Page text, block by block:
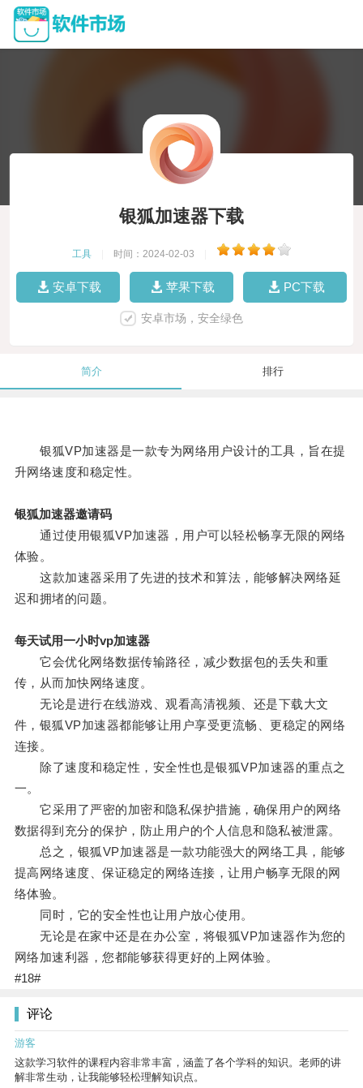
银狐加速器下载
工具 时间：2024-02-03
安卓下载 苹果下载 PC下载
安卓市场，安全绿色
简介 排行
银狐VP加速器是一款专为网络用户设计的工具，旨在提
升网络速度和稳定性。
银狐加速器邀请码
通过使用银狐VP加速器，用户可以轻松畅享无限的网络
体验。
这款加速器采用了先进的技术和算法，能够解决网络延
迟和拥堵的问题。
每天试用一小时vp加速器
它会优化网络数据传输路径，减少数据包的丢失和重
传，从而加快网络速度。
无论是进行在线游戏、观看高清视频、还是下载大文
件，银狐VP加速器都能够让用户享受更流畅、更稳定的网络
连接。
除了速度和稳定性，安全性也是银狐VP加速器的重点之
一。
它采用了严密的加密和隐私保护措施，确保用户的网络
数据得到充分的保护，防止用户的个人信息和隐私被泄露。
总之，银狐VP加速器是一款功能强大的网络工具，能够
提高网络速度、保证稳定的网络连接，让用户畅享无限的网
络体验。
同时，它的安全性也让用户放心使用。
无论是在家中还是在办公室，将银狐VP加速器作为您的
网络加速利器，您都能够获得更好的上网体验。
#18#
评论
游客
这款学习软件的课程内容非常丰富，涵盖了各个学科的知识。老师的讲
解非常生动，让我能够轻松理解知识点。